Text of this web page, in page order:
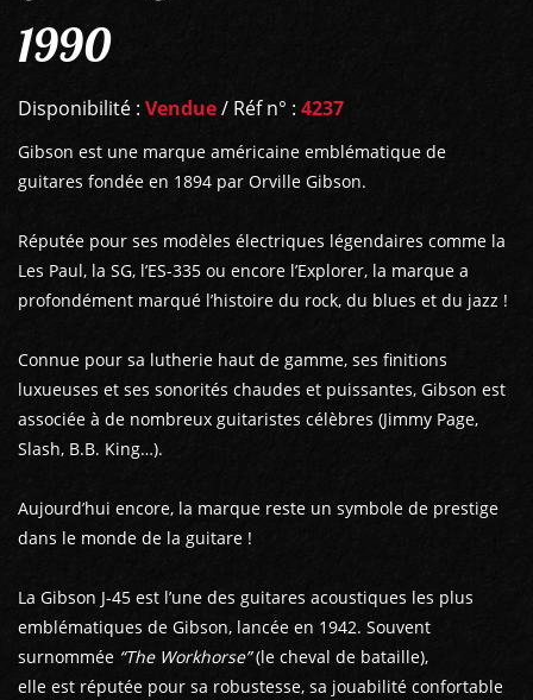
1990
Disponibilité : Vendue/ Réf n° : 4237
Gibson est une marque américaine emblématique de
guitares fondée en 1894 par Orville Gibson.
Réputée pour ses modèles électriques légendaires comme la
Les Paul, la SG, l’ES-335 ou encore l’Explorer, la marque a
profondément marqué l’histoire du rock, du blues et du jazz !
Connue pour sa lutherie haut de gamme, ses finitions
luxueuses et ses sonorités chaudes et puissantes, Gibson est
associée à de nombreux guitaristes célèbres (Jimmy Page,
Slash, B.B. King…).
Aujourd’hui encore, la marque reste un symbole de prestige
dans le monde de la guitare !
La Gibson J-45 est l’une des guitares acoustiques les plus
emblématiques de Gibson, lancée en 1942. Souvent
surnommée “The Workhorse”(le cheval de bataille),
elle est réputée pour sa robustesse, sa jouabilité confortable